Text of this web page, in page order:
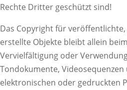
Rechte Dritter geschützt sind!
Das Copyright für
erstellte Objekte bleibt allein
Vervielfältigung oder
Tondokumente,
elektronischen oder gedruckten